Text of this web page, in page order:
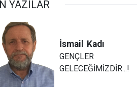
YAZILAR
İsmail Kadı
GENÇLER
GELECEĞİMİZDİR...!